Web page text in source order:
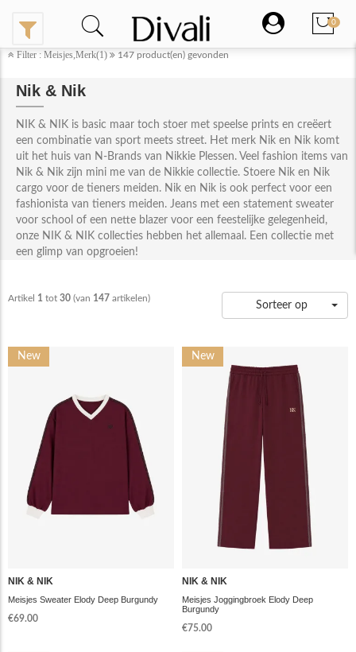
0
Filter : Meisjes,Merk(1) 147 product(en) gevonden
Nik & Nik
NIK & NIK is basic maar toch stoer met speelse prints en creëert
een combinatie van sport meets street. Het merk Nik en Nik komt
uit het huis van N-Brands van Nikkie Plessen. Veel fashion items van
Nik & Nik zijn mini me van de Nikkie collectie. Stoere Nik en Nik
cargo voor de tieners meiden. Nik en Nik is ook perfect voor een
fashionista van tieners meiden. Jeans met een statement sweater
voor school of een nette blazer voor een feestelijke gelegenheid,
onze NIK & NIK collecties hebben het allemaal. Een collectie met
een glimp van opgroeien!
Artikel 1 tot 30 (van 147 artikelen)
Sorteer op
New
NIK & NIK
Meisjes Sweater Elody Deep Burgundy
€69.00
New
NIK & NIK
Meisjes Joggingbroek Elody Deep
Burgundy
€75.00